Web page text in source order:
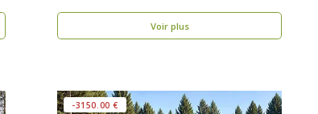
Voir plus
-3150.00 €